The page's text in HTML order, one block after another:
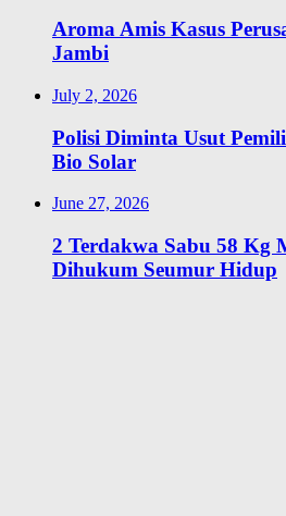
Aroma Amis Kasus
Jambi
July 2, 2026
Polisi Diminta Usut
Bio Solar
June 27, 2026
2 Terdakwa Sabu 58 Kg
Dihukum Seumur Hidup